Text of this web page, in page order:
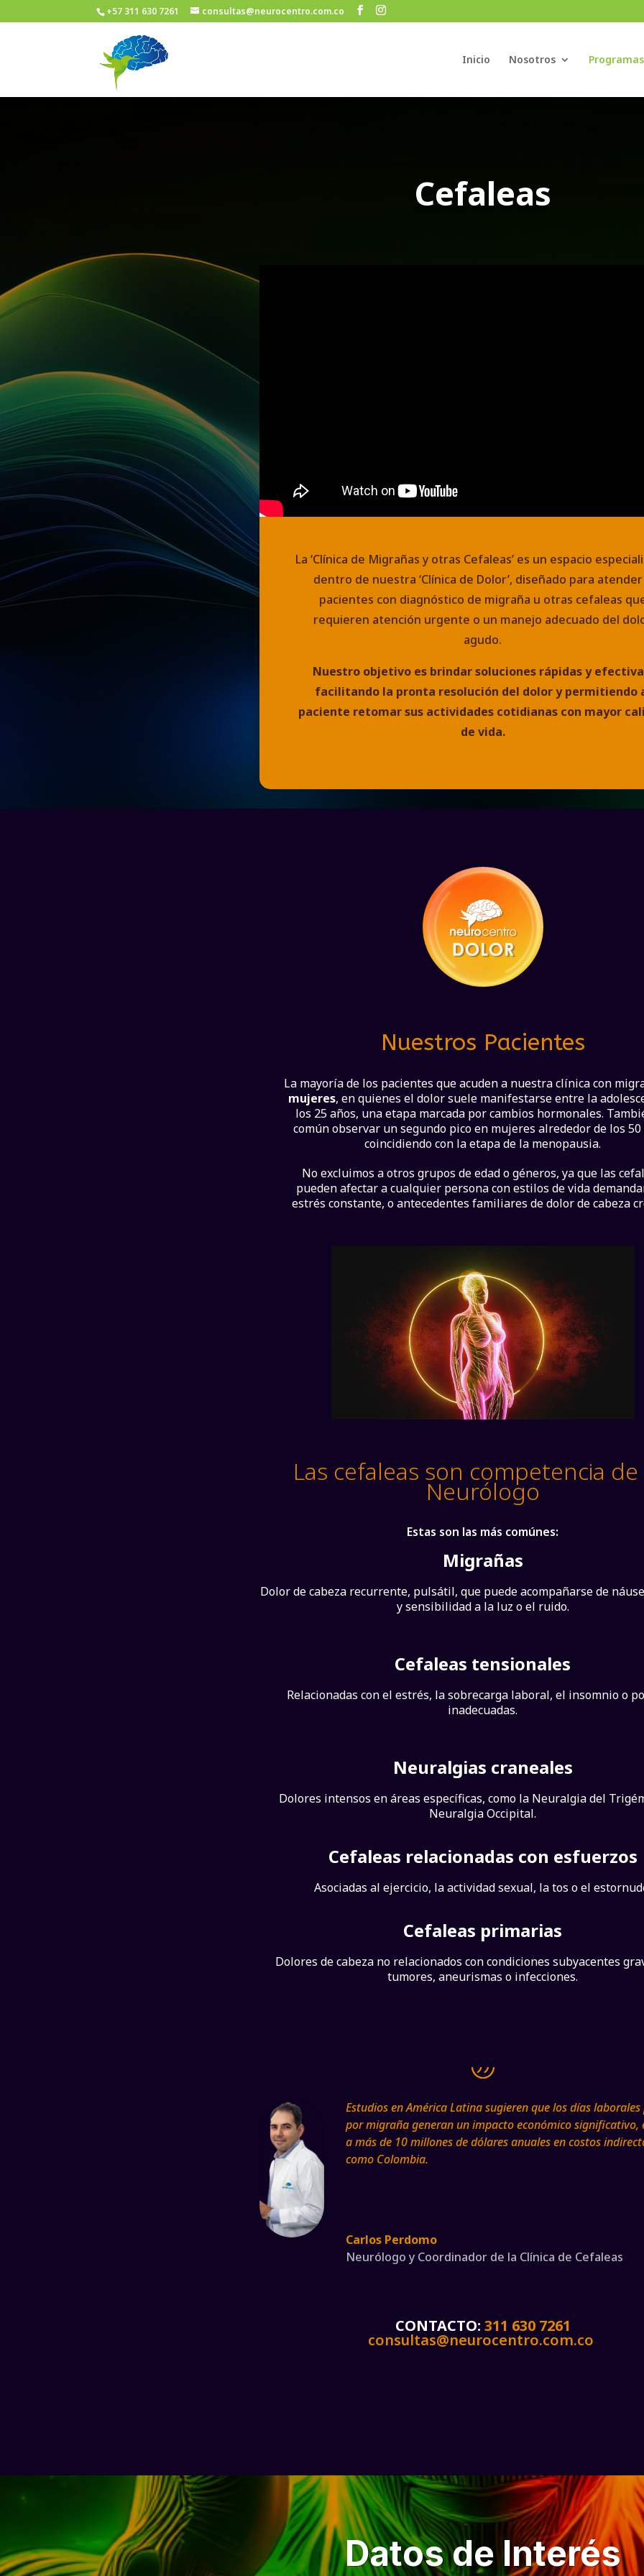
+57 311 630 7261 consultas@neurocentro.com.co
Inicio Nosotros Programas
Cefaleas
La ‘Clínica de Migrañas y otras Cefaleas’ es un espacio
dentro de nuestra ‘Clínica de Dolor’, diseñado para atender
pacientes con diagnóstico de migraña u otras cefaleas
requieren atención urgente o un manejo adecuado del
agudo.
Nuestro objetivo es brindar soluciones rápidas y
facilitando la pronta resolución del dolor y permitiendo
paciente retomar sus actividades cotidianas con mayor
de vida.
Nuestros Pacientes
La mayoría de los pacientes que acuden a nuestra clínica con
mujeres, en quienes el dolor suele manifestarse entre la
los 25 años, una etapa marcada por cambios hormonales.
común observar un segundo pico en mujeres alrededor de los 50
coincidiendo con la etapa de la menopausia.
No excluimos a otros grupos de edad o géneros, ya que las
pueden afectar a cualquier persona con estilos de vida
estrés constante, o antecedentes familiares de dolor de cabeza
Las cefaleas son competencia
Neurólogo
Estas son las más comúnes:
Migrañas
Dolor de cabeza recurrente, pulsátil, que puede acompañarse de
y sensibilidad a la luz o el ruido.
Cefaleas tensionales
Relacionadas con el estrés, la sobrecarga laboral, el insomnio o
inadecuadas.
Neuralgias craneales
Dolores intensos en áreas específicas, como la Neuralgia del
Neuralgia Occipital.
Cefaleas relacionadas con esfuerzos
Asociadas al ejercicio, la actividad sexual, la tos o el
Cefaleas primarias
Dolores de cabeza no relacionados con condiciones subyacentes
tumores, aneurismas o infecciones.
Estudios en América Latina sugieren que los días
por migraña generan un impacto económico significativo,
a más de 10 millones de dólares anuales en costos
como Colombia.
Carlos Perdomo
Neurólogo y Coordinador de la Clínica de Cefaleas
CONTACTO: 311 630 7261
consultas@neurocentro.com.co
Datos de Interés